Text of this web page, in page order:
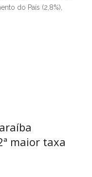
do País (2,8%),
maior taxa